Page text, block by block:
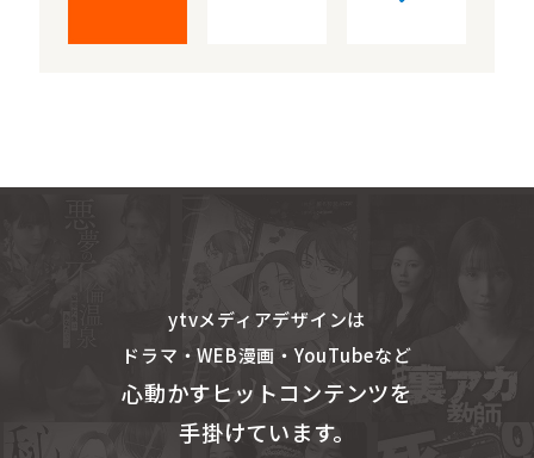
ytvメディアデザインは
ドラマ・WEB漫画・YouTubeなど
心動かすヒットコンテンツを
手掛けています。